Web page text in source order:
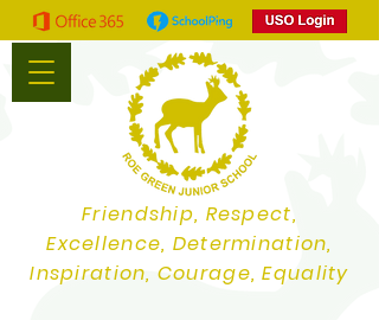
Friendship, Respect,
Excellence, Determination,
Inspiration, Courage, Equality